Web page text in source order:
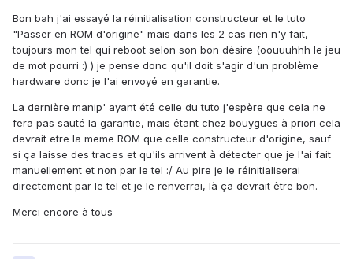
Bon bah j'ai essayé la réinitialisation constructeur et le tuto
"Passer en ROM d'origine" mais dans les 2 cas rien n'y fait,
toujours mon tel qui reboot selon son bon désire (oouuuhhh le jeu
de mot pourri :) ) je pense donc qu'il doit s'agir d'un problème
hardware donc je l'ai envoyé en garantie.
La dernière manip' ayant été celle du tuto j'espère que cela ne
fera pas sauté la garantie, mais étant chez bouygues à priori cela
devrait etre la meme ROM que celle constructeur d'origine, sauf
si ça laisse des traces et qu'ils arrivent à détecter que je l'ai fait
manuellement et non par le tel :/ Au pire je le réinitialiserai
directement par le tel et je le renverrai, là ça devrait être bon.
Merci encore à tous